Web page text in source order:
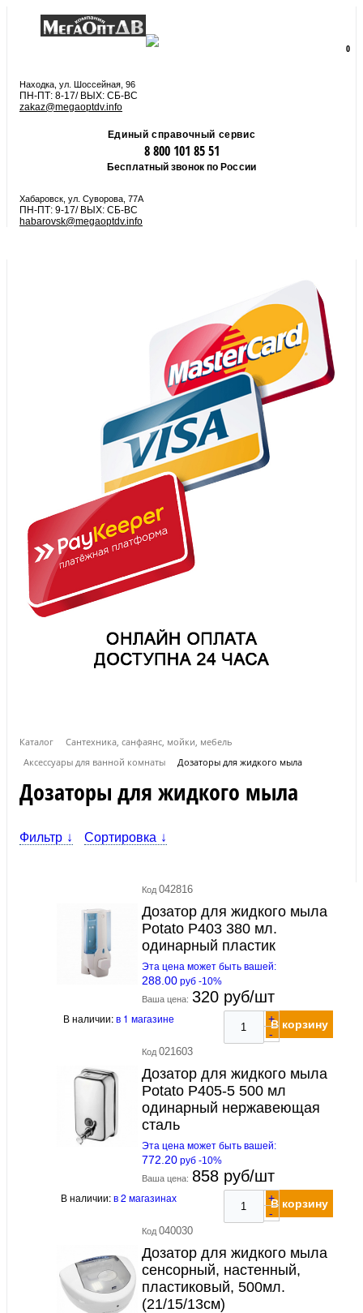
0
Находка, ул. Шоссейная, 96
ПН-ПТ: 8-17/ ВЫХ: СБ-ВС
zakaz@megaoptdv.info
Единый справочный сервис
8 800 101 85 51
Бесплатный звонок по России
Хабаровск, ул. Суворова, 77А
ПН-ПТ: 9-17/ ВЫХ: СБ-ВС
habarovsk@megaoptdv.info
Каталог
Сантехника, санфаянс, мойки, мебель
Аксессуары для ванной комнаты
Дозаторы для жидкого мыла
Дозаторы для жидкого мыла
Фильтр Сортировка
Код 042816
Дозатор для жидкого мыла
Potato P403 380 мл.
одинарный пластик
Эта цена может быть вашей:
288.00 руб -10%
Ваша цена: 320 руб/шт
В наличии:в 1 магазине
+
-
В корзину
Код 021603
Дозатор для жидкого мыла
Potato P405-5 500 мл
одинарный нержавеющая
сталь
Эта цена может быть вашей:
772.20 руб -10%
Ваша цена: 858 руб/шт
В наличии:в 2 магазинах
+
-
В корзину
Код 040030
Дозатор для жидкого мыла
сенсорный, настенный,
пластиковый, 500мл.
(21/15/13см)